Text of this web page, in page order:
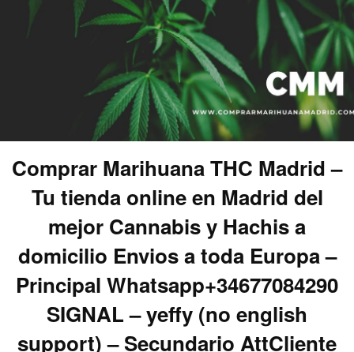
Comprar Marihuana THC Madrid –
Tu tienda online en Madrid del
mejor Cannabis y Hachis a
domicilio Envios a toda Europa –
Principal Whatsapp+34677084290
SIGNAL – yeffy (no english
support) – Secundario AttCliente